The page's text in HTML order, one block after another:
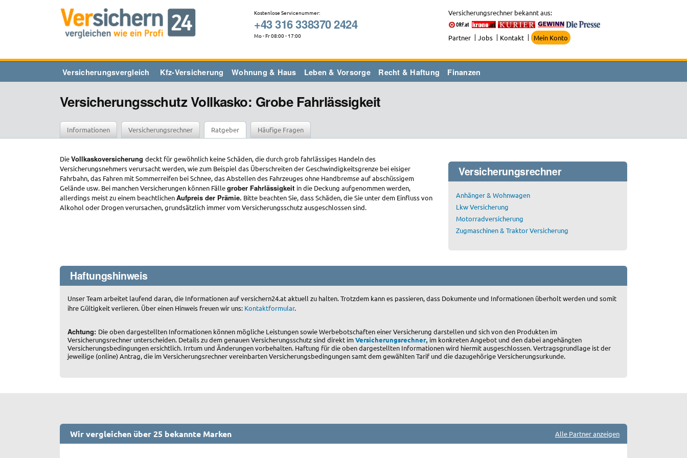
Kostenlose Servicenummer:
+43 316 338370 2424
Mo - Fr 08:00 - 17:00
Versicherungsrechner bekannt aus:
Partner Jobs Kontakt Mein Konto
Versicherungsvergleich Kfz-Versicherung Wohnung & Haus Leben & Vorsorge Recht & Haftung Finanzen
Versicherungsschutz Vollkasko: Grobe Fahrlässigkeit
Informationen Versicherungsrechner Ratgeber Häufige Fragen
DieVollkaskoversicherung deckt für gewöhnlich keine Schäden, die durch grob fahrlässiges Handeln des
Versicherungsnehmers verursacht werden, wie zum Beispiel das Überschreiten der Geschwindigkeitsgrenze bei eisiger
Fahrbahn, das Fahren mit Sommerreifen bei Schnee, das Abstellen des Fahrzeuges ohne Handbremse auf abschüssigem
Gelände usw. Bei manchen Versicherungen können Fällegrober Fahrlässigkeit in die Deckung aufgenommen werden,
allerdings meist zu einem beachtlichenAufpreis der Prämie. Bitte beachten Sie, dass Schäden, die Sie unter dem Einfluss von
Alkohol oder Drogen verursachen, grundsätzlich immer vom Versicherungsschutz ausgeschlossen sind.
Versicherungsrechner
Anhänger & Wohnwagen
Lkw Versicherung
Motorradversicherung
Zugmaschinen & Traktor Versicherung
Haftungshinweis
Unser Team arbeitet laufend daran, die Informationen auf versichern24.at aktuell zu halten. Trotzdem kann es passieren, dass Dokumente und Informationen überholt werden und somit
ihre Gültigkeit verlieren. Über einen Hinweis freuen wir uns: Kontaktformular.
Achtung: Die oben dargestellten Informationen können mögliche Leistungen sowie Werbebotschaften einer Versicherung darstellen und sich von den Produkten im
Versicherungsrechner unterscheiden. Details zu dem genauen Versicherungsschutz sind direkt imVersicherungsrechner, im konkreten Angebot und den dabei angehängten
Versicherungsbedingungen ersichtlich. Irrtum und Änderungen vorbehalten. Haftung für die oben dargestellten Informationen wird hiermit ausgeschlossen. Vertragsgrundlage ist der
jeweilige (online) Antrag, die im Versicherungsrechner vereinbarten Versicherungsbedingungen samt dem gewählten Tarif und die dazugehörige Versicherungsurkunde.
Wir vergleichen über 25 bekannte Marken Alle Partner anzeigen